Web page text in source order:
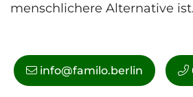
menschlichere Alternative ist.
info@familo.berlin